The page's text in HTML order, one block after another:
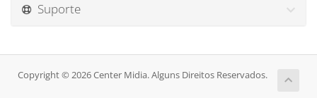
Suporte
Copyright © 2026 Center Midia. Alguns Direitos Reservados.